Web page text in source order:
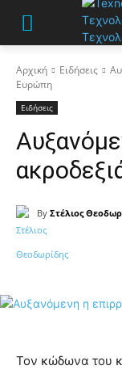
Αρχική Ειδήσεις
Ευρώπη
Ειδήσεις
By Στέλιος
Τον κώδωνα του